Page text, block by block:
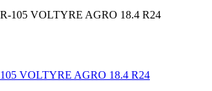
VOLTYRE AGRO 18.4 R24